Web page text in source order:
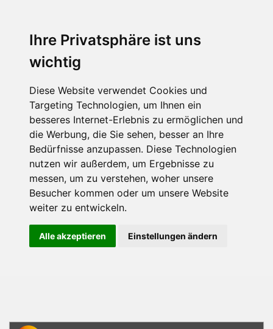
Ihre Privatsphäre ist uns
wichtig
Diese Website verwendet Cookies und
Targeting Technologien, um Ihnen ein
besseres Internet-Erlebnis zu ermöglichen und
die Werbung, die Sie sehen, besser an Ihre
Bedürfnisse anzupassen. Diese Technologien
nutzen wir außerdem, um Ergebnisse zu
messen, um zu verstehen, woher unsere
Besucher kommen oder um unsere Website
weiter zu entwickeln.
Alle akzeptieren Einstellungen ändern